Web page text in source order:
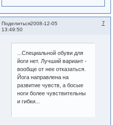
Поделиться 7
2008-12-05
13:49:50
...Специальной обуви для
йоги нет. Лучший вариант -
вообще от нее отказаться.
Йога направлена на
развитие чувств, а босые
ноги более чувствительны
и гибки...